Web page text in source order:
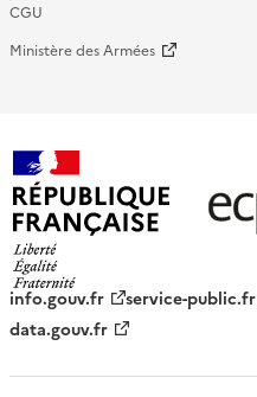
CGU
Ministère des Armées
française - ECPAD
info.gouv.fr service-public.fr
data.gouv.fr